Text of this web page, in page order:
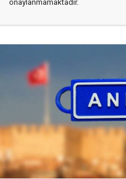
onaylanmamaktadır.